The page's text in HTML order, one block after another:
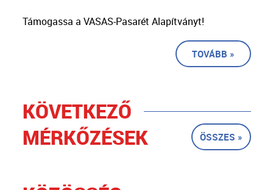
Támogassa a VASAS-Pasarét Alapítványt!
TOVÁBB »
KÖVETKEZŐ
MÉRKŐZÉSEK
ÖSSZES »